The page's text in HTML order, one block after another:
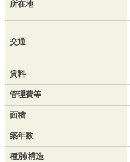
所在地
交通
賃料
管理費等
面積
築年数
種別/構造